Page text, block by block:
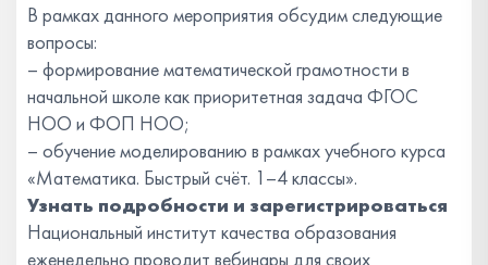
В рамках данного мероприятия обсудим следующие
вопросы:
– формирование математической грамотности в
начальной школе как приоритетная задача ФГОС
НОО и ФОП НОО;
– обучение моделированию в рамках учебного курса
«Математика. Быстрый счёт. 1–4 классы».
Узнать подробности и зарегистрироваться
Национальный институт качества образования
еженедельно проводит вебинары для своих